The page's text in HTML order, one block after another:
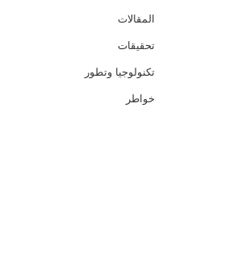
المقالات
تحقيقات
تكنولوجيا وتطور
خواطر